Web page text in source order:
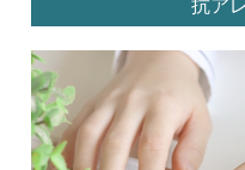
抗ア